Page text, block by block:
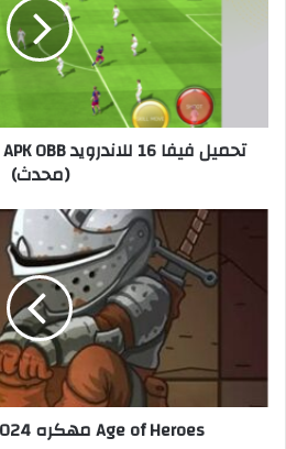
(محدث)
Age of Heroes مهكره 2024 اخر اصدار مجانا